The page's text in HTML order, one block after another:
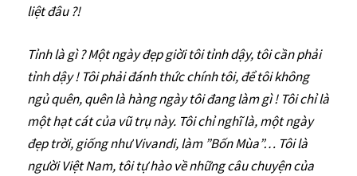
liệt đâu ?!
Tỉnh là gì ? Một ngày đẹp giời tôi tỉnh dậy, tôi cần phải
tỉnh dậy ! Tôi phải đánh thức chính tôi, để tôi không
ngủ quên, quên là hàng ngày tôi đang làm gì ! Tôi chỉ là
một hạt cát của vũ trụ này. Tôi chỉ nghĩ là, một ngày
đẹp trời, giống như Vivandi, làm ”Bốn Mùa”… Tôi là
người Việt Nam, tôi tự hào về những câu chuyện của